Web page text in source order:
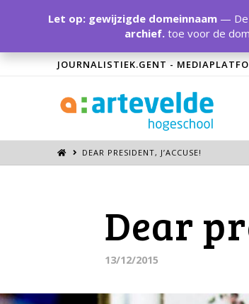
JOURNALISTIEK.GENT -
DEAR PRESIDENT, J’ACCUSE!
Dear
13/12/2015
Let op: gewijzigde domeinnaam— De
archief.toe voor de